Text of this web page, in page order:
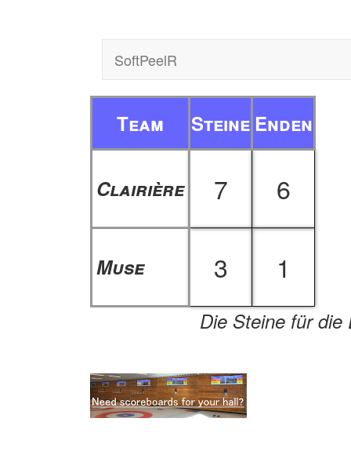
SoftPeelR
Team Steine Enden
Clairière 7 6
Muse 3 1
Die Steine für die